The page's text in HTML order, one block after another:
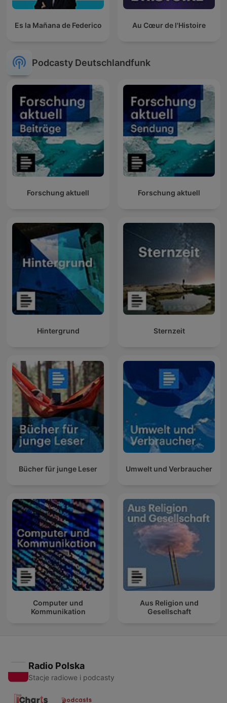
Es la Mañana de Federico Au Cœur de l'Histoire
Podcasty Deutschlandfunk
Forschung aktuell Forschung aktuell
Hintergrund Sternzeit
Bücher für junge Leser Umwelt und Verbraucher
Computer und
Kommunikation
Aus Religion und
Gesellschaft
Radio Polska
Stacje radiowe i podcasty